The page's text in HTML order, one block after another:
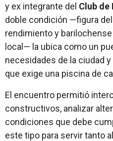
y ex integrante del Club de
doble condición —figura
rendimiento y
local— la ubica como un
necesidades de la ciudad
que exige una piscina de
El encuentro permitió
constructivos, analizar
condiciones que debe
este tipo para servir tanto